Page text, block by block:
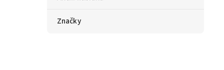
Značky